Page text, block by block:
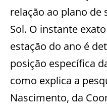
relação ao plano
Sol. O instante
estação do ano é
posição específica
como explica a
Nascimento, da